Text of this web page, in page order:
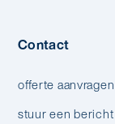
Contact
offerte aanvragen
stuur een bericht